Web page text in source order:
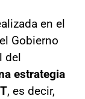
en el
Gobierno
del
estrategia
, es decir,